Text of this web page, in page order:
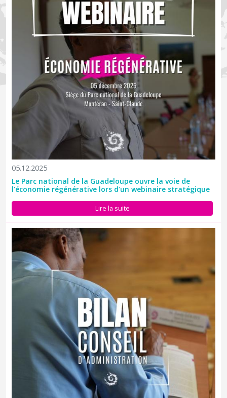
05.12.2025
Le Parc national de la Guadeloupe ouvre la voie de
l’économie régénérative lors d’un webinaire stratégique
Lire la suite
national de la Guadeloupe, réuni au siège de Montéran à Saint-
Claude, a voté à l’unanimité le renouvellement de la Charte de
territoire pour une nouvelle période de 12 ans.